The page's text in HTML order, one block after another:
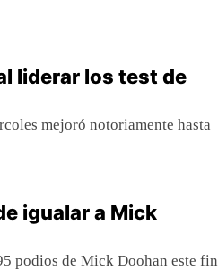
liderar los test de
mejoró notoriamente hasta
igualar a Mick
podios de Mick Doohan este fin